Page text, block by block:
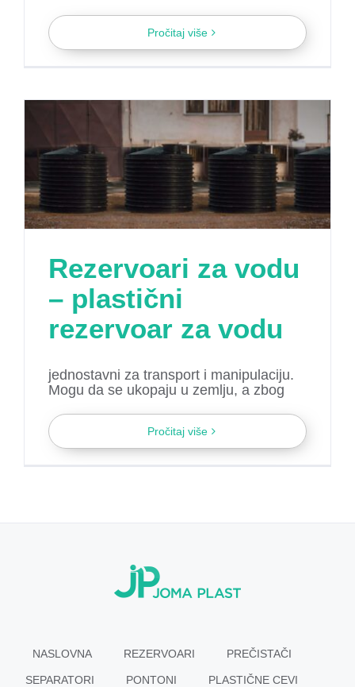
Pročitaj više
Rezervoari za vodu
– plastični
rezervoar za vodu
jednostavni za transport i manipulaciju.
Mogu da se ukopaju u zemlju, a zbog
Pročitaj više
NASLOVNA REZERVOARI PREČISTAČI
SEPARATORI PONTONI PLASTIČNE CEVI